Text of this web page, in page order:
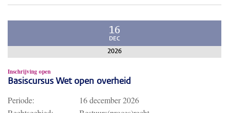
16
DEC
2026
Inschrijving open
Basiscursus Wet open overheid
Periode:
16 december 2026